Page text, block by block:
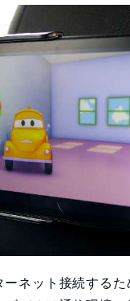
ーネット接続する